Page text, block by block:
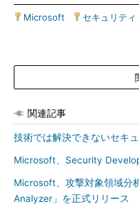
Microsoft セキュリティ
関連記事
技術では解決できないセキ
Microsoft、Security
Microsoft、攻撃対象領域分
Analyzer」を正式リリース